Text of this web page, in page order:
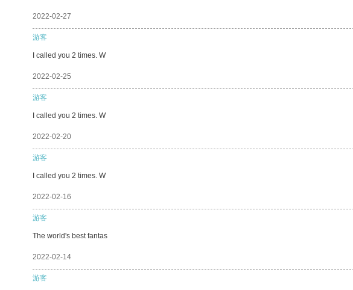
2022-02-27
游客
I called you 2 times. W
2022-02-25
游客
I called you 2 times. W
2022-02-20
游客
I called you 2 times. W
2022-02-16
游客
The world's best fantas
2022-02-14
游客